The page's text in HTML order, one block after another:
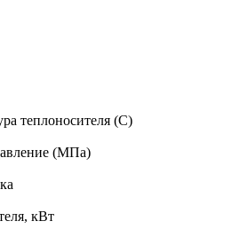
теплоносителя (С)
(МПа)
кВт